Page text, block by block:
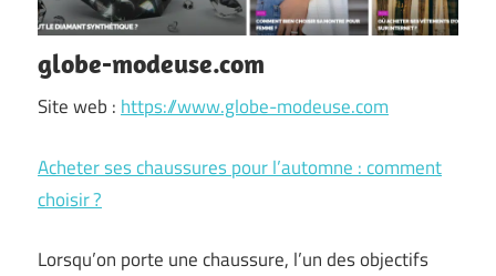
globe-modeuse.com
Site web : https://www.globe-modeuse.com
Acheter ses chaussures pour l’automne : comment
choisir ?
Lorsqu’on porte une chaussure, l’un des objectifs